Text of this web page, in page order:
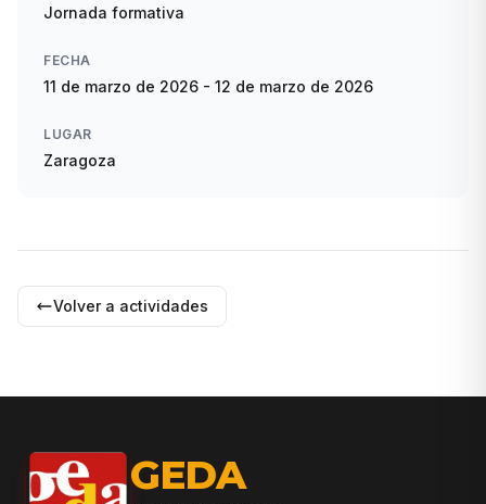
Jornada formativa
FECHA
11 de marzo de 2026 - 12 de marzo de 2026
LUGAR
Zaragoza
Volver a actividades
GEDA